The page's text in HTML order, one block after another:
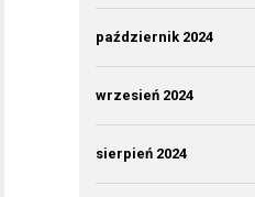
październik 2024
wrzesień 2024
sierpień 2024